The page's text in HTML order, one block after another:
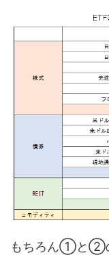
もちろん①と②